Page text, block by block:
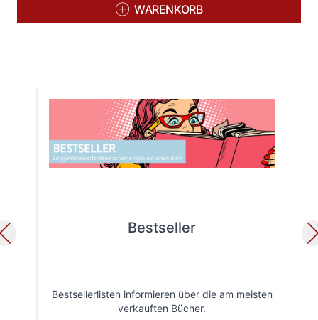
WARENKORB
Bestseller
Bestsellerlisten informieren über die am meisten
verkauften Bücher.